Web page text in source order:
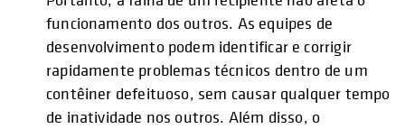
funcionamento dos outros. As equipes de
desenvolvimento podem identificar e corrigir
rapidamente problemas técnicos dentro de um
contêiner defeituoso, sem causar qualquer tempo
de inatividade nos outros. Além disso, o